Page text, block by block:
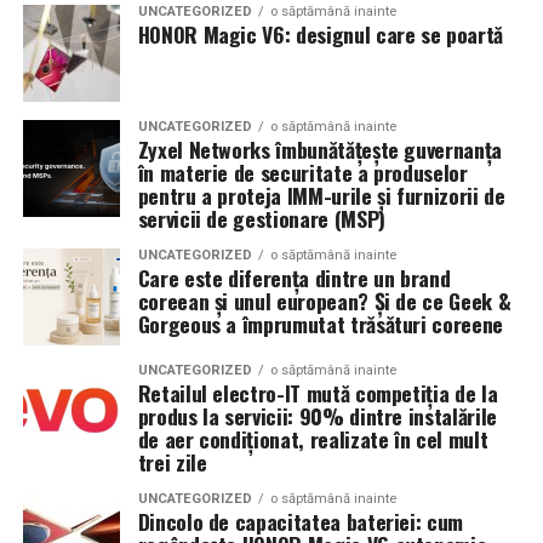
Argumente pentru chistectomie preoperatorie:
Acces mai bun la foliculii ovarieni la puncție
Reducerea contaminării cu lichidul toxic din
endometriom
Îmbunătățirea mediului folicular
Argumente împotriva chistectomiei preoperatorii:
Chistectomia reduce rezerva ovariană — risc real,
mai ales pentru endometrioame bilaterale sau
recurente
Beneficiul asupra ratelor de sarcină la FIV nu este
demonstrat consistent în studii
Decizia se ia individualizat
ginecologul chirurg și specialistul FIV, luând în
considerare: dimensiunea endometriomului, rezerva
Sistem de stocare: 52 kWh baterii LiFePO4
Dimensiune container transport:3 × 2,5
metri
Lungime panouri desfășurate:
liniari
Conectică: priză 220 V monofazic, priză
380 V trifazic, priză încărcare auto electric
Climatizare:aer condiționat integrat pentru
menținerea bateriilor la temperatură optimă
Mobilitate:
pe teren accidentat
UNCATEGORIZED o săptămână inainte
HONOR Magic V6: designul care se poartă
UNCATEGORIZED o săptămână inainte
Zyxel Networks îmbunătățește guvernanța
în materie de securitate a produselor
pentru a proteja IMM-urile și furnizorii de
servicii de gestionare (MSP)
UNCATEGORIZED o săptămână inainte
Care este diferența dintre un brand
coreean și unul european? Și de ce Geek &
Gorgeous a împrumutat trăsături coreene
UNCATEGORIZED o săptămână inainte
Retailul electro-IT mută competiția de la
produs la servicii: 90% dintre instalările
de aer condiționat, realizate în cel mult
trei zile
UNCATEGORIZED o săptămână inainte
Dincolo de capacitatea bateriei: cum